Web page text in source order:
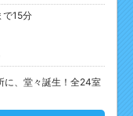
で15分
に、堂々誕生！全24室